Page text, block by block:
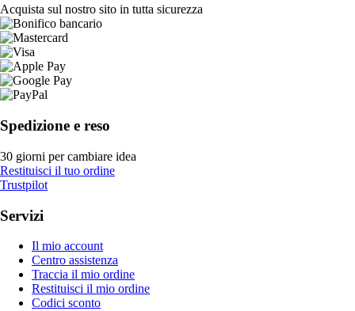
Acquista sul nostro sito in tutta sicurezza
Spedizione e reso
30 giorni per cambiare idea
Restituisci il tuo ordine
Trustpilot
Servizi
Il mio account
Centro assistenza
Traccia il mio ordine
Restituisci il mio ordine
Codici sconto